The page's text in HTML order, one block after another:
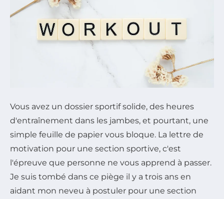
Vous avez un dossier sportif solide, des heures
d'entraînement dans les jambes, et pourtant, une
simple feuille de papier vous bloque. La lettre de
motivation pour une section sportive, c'est
l'épreuve que personne ne vous apprend à passer.
Je suis tombé dans ce piège il y a trois ans en
aidant mon neveu à postuler pour une section